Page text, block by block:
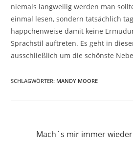
niemals langweilig werden man
einmal lesen, sondern tatsächlich
häppchenweise damit keine
Sprachstil auftreten. Es geht in
ausschließlich um die schönste
SCHLAGWÖRTER: MANDY MOORE
Mach`s mir immer